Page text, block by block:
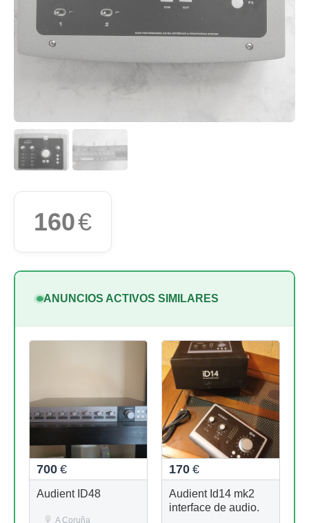
160€
ANUNCIOS ACTIVOS SIMILARES
700 €
Audient ID48
A Coruña
170 €
Audient Id14 mk2
interface de audio.